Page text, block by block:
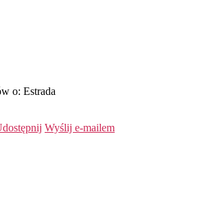
o: Estrada
Wyślij e-mailem